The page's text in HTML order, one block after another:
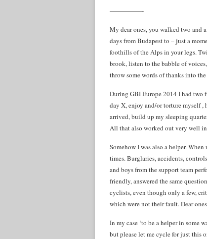
—————-
My dear ones, you walked two and
days from Budapest to – just a
foothills of the Alps in your legs.
brook, listen to the babble of
throw some words of thanks into
During GBI Europe 2014 I had two
day X, enjoy and/or torture myself ,
arrived, build up my sleeping
All that also worked out very well
Somehow I was also a helper.
times. Burglaries, accidents,
and boys from the support team
friendly, answered the same
cyclists, even though only a few,
which were not their fault. Dear
In my case ‘to be a helper in some
but please let me cycle for just this